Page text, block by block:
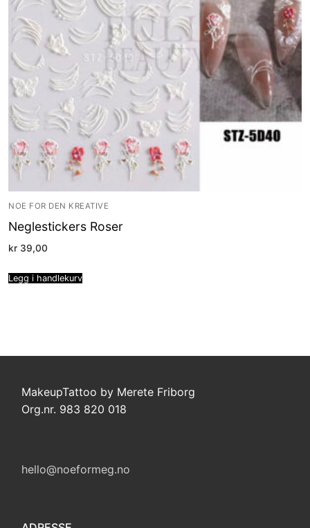
NOE FOR DEN KREATIVE
Neglestickers Roser
kr 39,00
Legg i handlekurv
MakeupTattoo by Merete Friborg
Org.nr. 983 820 018
hello@noeformeg.no